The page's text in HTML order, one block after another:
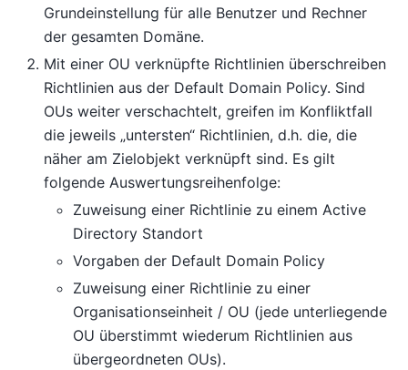
Grundeinstellung für alle Benutzer und Rechner
der gesamten Domäne.
Mit einer OU verknüpfte Richtlinien überschreiben
Richtlinien aus der Default Domain Policy. Sind
OUs weiter verschachtelt, greifen im Konfliktfall
die jeweils „untersten“ Richtlinien, d.h. die, die
näher am Zielobjekt verknüpft sind. Es gilt
folgende Auswertungsreihenfolge:
Zuweisung einer Richtlinie zu einem Active
Directory Standort
Vorgaben der Default Domain Policy
Zuweisung einer Richtlinie zu einer
Organisationseinheit / OU (jede unterliegende
OU überstimmt wiederum Richtlinien aus
übergeordneten OUs).